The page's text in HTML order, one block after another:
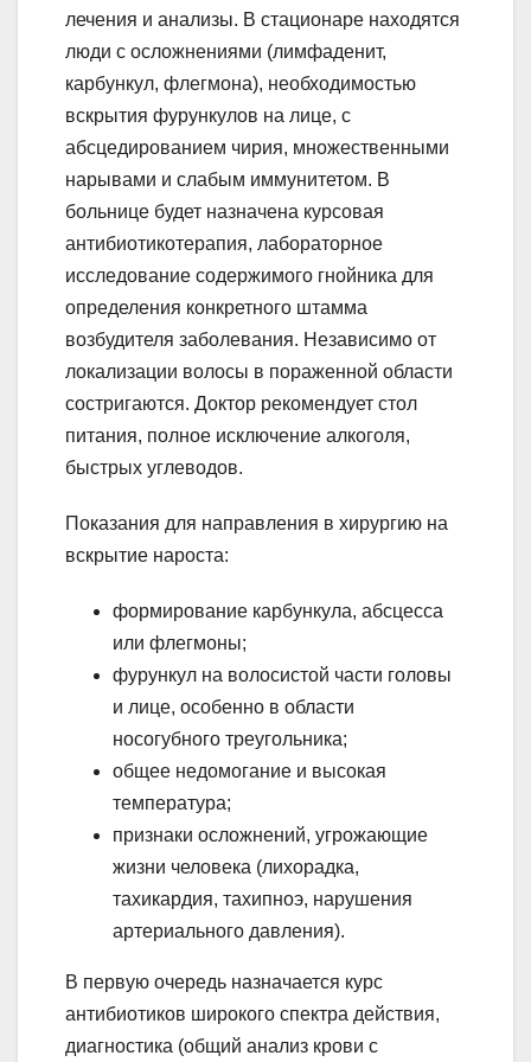
лечения и анализы. В стационаре находятся
люди с осложнениями (лимфаденит,
карбункул, флегмона), необходимостью
вскрытия фурункулов на лице, с
абсцедированием чирия, множественными
нарывами и слабым иммунитетом. В
больнице будет назначена курсовая
антибиотикотерапия, лабораторное
исследование содержимого гнойника для
определения конкретного штамма
возбудителя заболевания. Независимо от
локализации волосы в пораженной области
состригаются. Доктор рекомендует стол
питания, полное исключение алкоголя,
быстрых углеводов.
Показания для направления в хирургию на
вскрытие нароста:
формирование карбункула, абсцесса
или флегмоны;
фурункул на волосистой части головы
и лице, особенно в области
носогубного треугольника;
общее недомогание и высокая
температура;
признаки осложнений, угрожающие
жизни человека (лихорадка,
тахикардия, тахипноэ, нарушения
артериального давления).
В первую очередь назначается курс
антибиотиков широкого спектра действия,
диагностика (общий анализ крови с